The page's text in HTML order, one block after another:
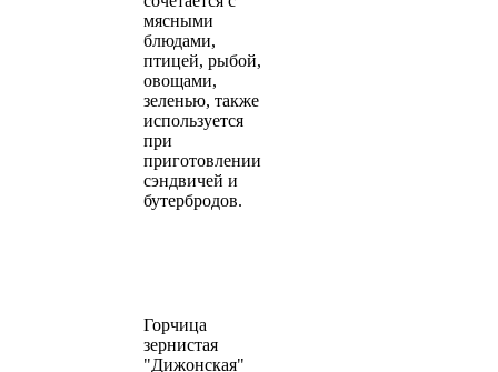
мясными
блюдами,
птицей, рыбой,
овощами,
зеленью, также
используется
при
приготовлении
сэндвичей и
бутербродов.
Горчица
зернистая
"Дижонская"